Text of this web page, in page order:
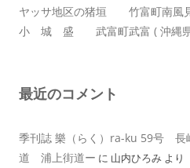
ヤッサ地区の猪垣 竹富町南風
小 城 盛 武富町武富 ( 沖縄
最近のコメント
季刊誌 樂（らく）ra-ku 59号
道 浦上街道ー に 山内ひろみ より